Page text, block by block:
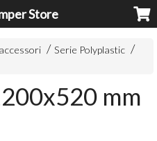
Store
Serie Polyplastic
mm